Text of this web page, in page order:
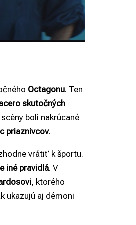
Octagonu. Ten
skutočných
boli nakrúcané
priaznivcov.
vrátiť k športu.
iné pravidlá. V
, ktorého
ukazujú aj démoni